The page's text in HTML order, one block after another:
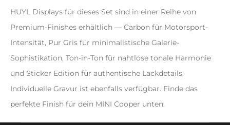
HUYL Displays für dieses Set sind in einer Reihe von
Premium-Finishes erhältlich — Carbon für Motorsport-
Intensität, Pur Gris für minimalistische Galerie-
Sophistikation, Ton-in-Ton für nahtlose tonale Harmonie
und Sticker Edition für authentische Lackdetails.
Individuelle Gravur ist ebenfalls verfügbar. Finde das
perfekte Finish für dein MINI Cooper unten.